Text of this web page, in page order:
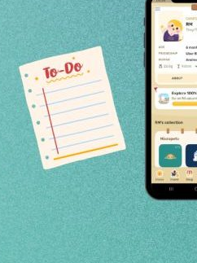
byMH Themes